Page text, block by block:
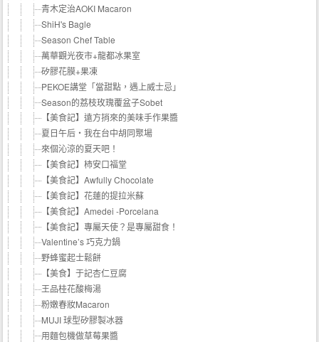
青木定治AOKI Macaron
ShiH's Bagle
Season Chef Table
萬華觀光夜市+龍都冰果室
矽膠花膜+果凍
PEKOE講堂「當甜點，遇上威士忌」
Season的荔枝玫瑰覆盆子Sobet
【美食記】遠方捎來的美味手作果醬
夏日午后‧我在台中胡同聚場
來個沁涼的夏天吧！
【美食記】柿安口福堂
【美食記】Awfully Chocolate
【美食記】花蓮的提拉米蘇
【美食記】Amedei -Porcelana
【美食記】專屬天使？是專屬甜食！
Valentine’s 巧克力鍋
野蜂蜜起士鬆餅
【美食】于記杏仁豆腐
王品桂花酸梅湯
粉嫩春妝Macaron
MUJI 球型矽膠製冰器
用麵包機做草莓果醬